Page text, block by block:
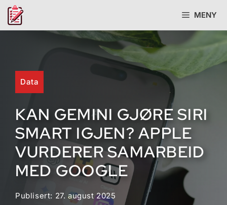
Hopp
MENY
Data
KAN GEMINI GJØRE SIRI
SMART IGJEN? APPLE
VURDERER SAMARBEID
MED GOOGLE
Publisert: 27. august 2025